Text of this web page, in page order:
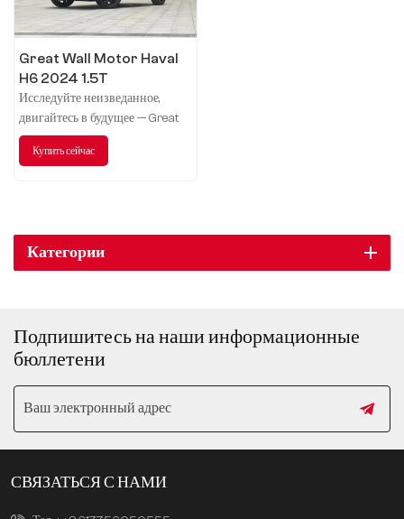
Great Wall Motor Haval
H6 2024 1.5T
двухприводный Pro
Исследуйте неизведанное,
двигайтесь в будущее — Great
Wall Motor Haval H6.
Купить сейчас
Категории
Подпишитесь на наши информационные
бюллетени
СВЯЗАТЬСЯ С НАМИ